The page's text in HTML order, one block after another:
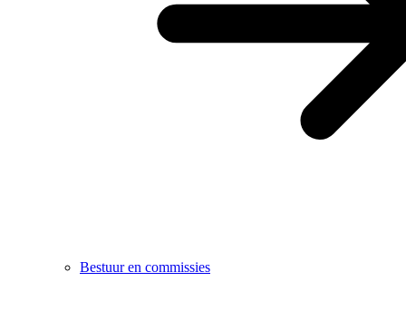
Bestuur en commissies